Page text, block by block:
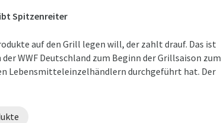
Spitzenreiter
auf den Grill legen will, der zahlt drauf. Das ist
WWF Deutschland zum Beginn der Grillsaison zum
Lebensmitteleinzelhändlern durchgeführt hat. Der